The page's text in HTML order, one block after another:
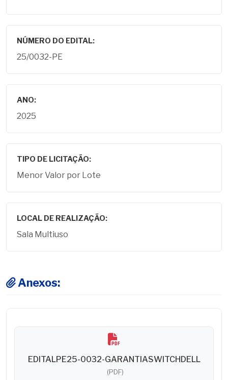
NÚMERO DO EDITAL:
25/0032-PE
ANO:
2025
TIPO DE LICITAÇÃO:
Menor Valor por Lote
LOCAL DE REALIZAÇÃO:
Sala Multiuso
Anexos:
EDITALPE25-0032-GARANTIASWITCHDELL
(PDF)